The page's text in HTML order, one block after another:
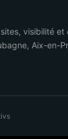
visibilité
Aix-en-